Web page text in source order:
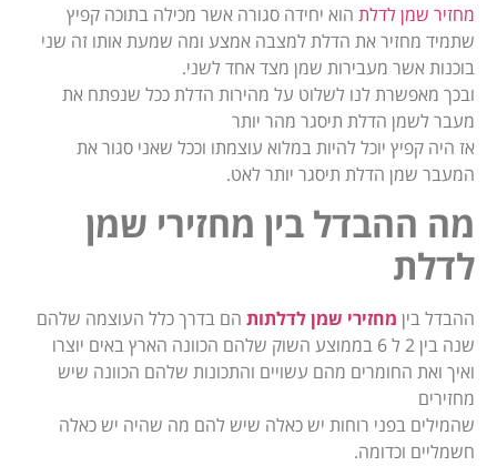
מחזיר שמן לדלתהוא יחידה סגורה אשר מכילה בתוכה קפיץ
שתמיד מחזיר את הדלת למצבה אמצע ומה שמעת אותו זה שני
בוכנות אשר מעבירות שמן מצד אחד לשני.
ובכך מאפשרת לנו לשלוט על מהירות הדלת ככל שנפתח את
מעבר לשמן הדלת תיסגר מהר יותר
אז היה קפיץ יוכל להיות במלוא עוצמתו וככל שאני סגור את
המעבר שמן הדלת תיסגר יותר לאט.
מה ההבדל בין מחזירי שמן
לדלת
ההבדל ביןמחזירי שמן לדלתותהם בדרך כלל העוצמה שלהם
שנה בין 2 ל 6 בממוצע השוק שלהם הכוונה הארץ באים יוצרו
ואיך ואת החומרים מהם עשויים והתכונות שלהם הכוונה שיש
מחזירים
שהמילים בפני רוחות יש כאלה שיש להם מה שהיה יש כאלה
חשמליים וכדומה.